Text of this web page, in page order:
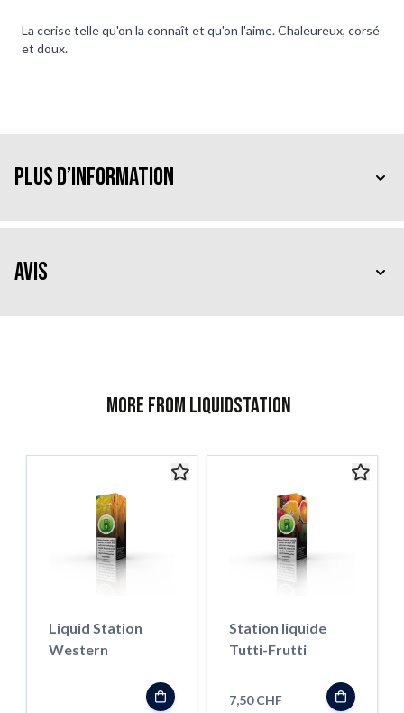
La cerise telle qu'on la connaît et qu'on l'aime. Chaleureux, corsé
et doux.
Plus d’information
Avis
More from Liquidstation
Liquid Station
Western
Station liquide
Tutti-Frutti
7,50 CHF